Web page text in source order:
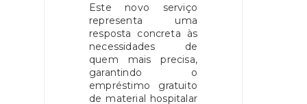
Este novo serviço
representa uma
resposta concreta às
necessidades de
quem mais precisa,
garantindo o
empréstimo gratuito
de material hospitalar